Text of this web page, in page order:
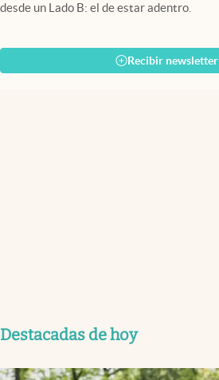
desde un Lado B: el de estar adentro.
Recibir newsletter
Destacadas de hoy